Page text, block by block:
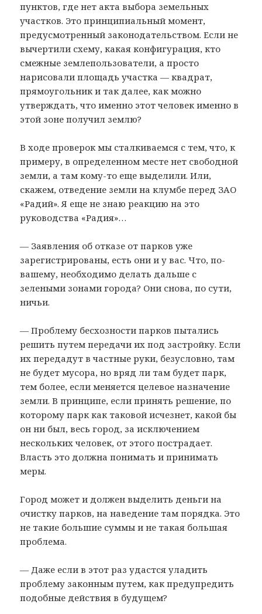
пунктов, где нет акта выбора земельных
участков. Это принципиальный момент,
предусмотренный законодательством. Если не
вычертили схему, какая конфигурация, кто
смежные землепользователи, а просто
нарисовали площадь участка — квадрат,
прямоугольник и так далее, как можно
утверждать, что именно этот человек именно в
этой зоне получил землю?
В ходе проверок мы сталкиваемся с тем, что, к
примеру, в определенном месте нет свободной
земли, а там кому-то еще выделили. Или,
скажем, отведение земли на клумбе перед ЗАО
«Радий». Я еще не знаю реакцию на это
руководства «Радия»…
— Заявления об отказе от парков уже
зарегистрированы, есть они и у вас. Что, по-
вашему, необходимо делать дальше с
зелеными зонами города? Они снова, по сути,
ничьи.
— Проблему бесхозности парков пытались
решить путем передачи их под застройку. Если
их передадут в частные руки, безусловно, там
не будет мусора, но вряд ли там будет парк,
тем более, если меняется целевое назначение
земли. В принципе, если принять решение, по
которому парк как таковой исчезнет, какой бы
он ни был, весь город, за исключением
нескольких человек, от этого пострадает.
Власть это должна понимать и принимать
меры.
Город может и должен выделить деньги на
очистку парков, на наведение там порядка. Это
не такие большие суммы и не такая большая
проблема.
— Даже если в этот раз удастся уладить
проблему законным путем, как предупредить
подобные действия в будущем?